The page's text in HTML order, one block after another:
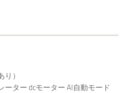
）
ーター dcモーター AI自動モード